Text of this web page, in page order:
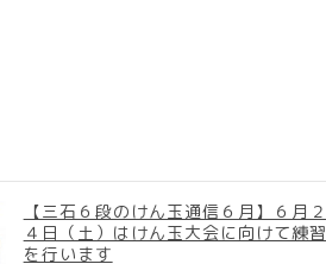
【三石６段のけん玉通信６月】６月２
４日（土）はけん玉大会に向けて練習
を行います